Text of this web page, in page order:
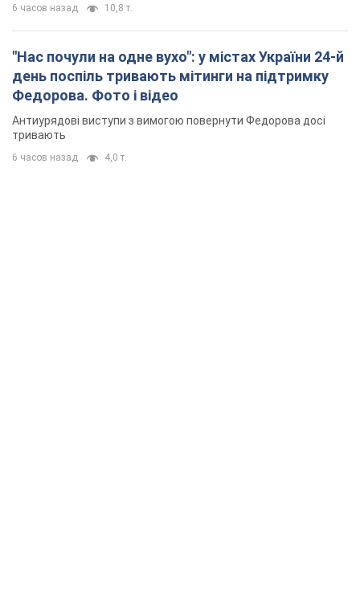
6 часов назад 10,8 т.
"Нас почули на одне вухо": у містах України 24-й
день поспіль тривають мітинги на підтримку
Федорова. Фото і відео
Антиурядові виступи з вимогою повернути Федорова досі
тривають
6 часов назад 4,0 т.